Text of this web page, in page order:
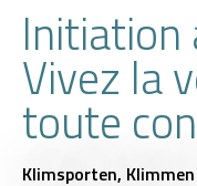
Initiation
Vivez la
toute
Klimsporten, Klimmen